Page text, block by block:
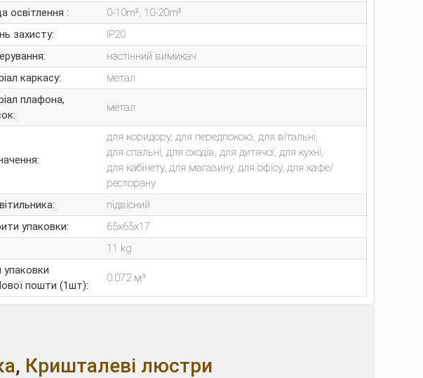
освітлення :
0-10m², 10-20m²
захисту:
IP20
настінний вимикач
каркасу:
метал
плафона,
метал
для коридору, для передпокою, для вітальні,
для спальні, для сходів, для дитячої, для кухні,
для кабінету, для магазину, для офісу, для кафе/
ресторану
підвісний
упаковки:
65x65x17
11 kg
пошти (1шт):
0.072 м³
, Кришталеві люстри